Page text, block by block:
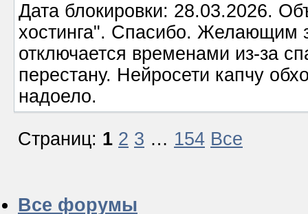
Дата блокировки: 28.03.2026.
хостинга". Спасибо. Желающим
отключается временами из-за
перестану. Нейросети капчу
надоело.
Страниц: 1 2 3 … 154 Все
Все форумы